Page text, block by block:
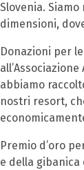
Slovenia.
dimensioni,
Donazioni per
abbiamo
nostri resort,
Premio d’oro
e della gibanica